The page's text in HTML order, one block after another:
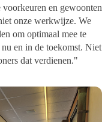
en gewoonten
onze werkwijze. We
om optimaal mee te
en in de toekomst. Niet
dat verdienen."